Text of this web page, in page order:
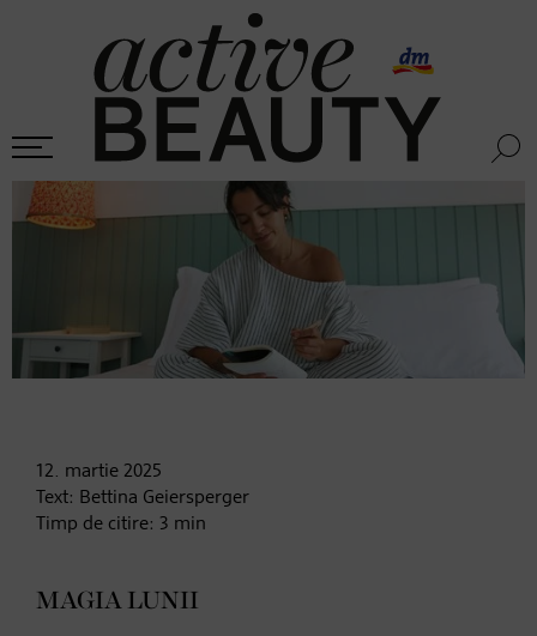
12. martie 2025
Text: Bettina Geiersperger
Timp de citire: 3 min
MAGIA LUNII